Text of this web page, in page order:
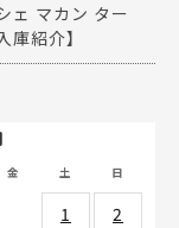
ェ マカン ター
紹介】
金 土 日
1
2